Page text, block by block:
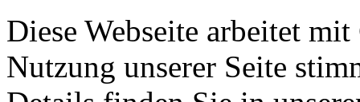
Diese Webseite arbeitet
Nutzung unserer Seite